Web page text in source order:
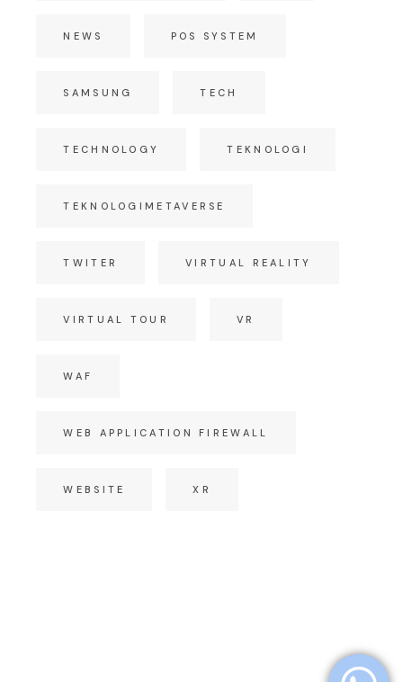
NEWS POS SYSTEM
SAMSUNG TECH
TECHNOLOGY TEKNOLOGI
TEKNOLOGIMETAVERSE
TWITER VIRTUAL REALITY
VIRTUAL TOUR VR
WAF
WEB APPLICATION FIREWALL
WEBSITE XR